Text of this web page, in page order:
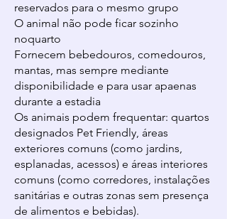
reservados para o mesmo grupo
O animal não pode ficar sozinho
noquarto
Fornecem bebedouros, comedouros,
mantas, mas sempre mediante
disponibilidade e para usar apaenas
durante a estadia
Os animais podem frequentar: quartos
designados Pet Friendly, áreas
exteriores comuns (como jardins,
esplanadas, acessos) e áreas interiores
comuns (como corredores, instalações
sanitárias e outras zonas sem presença
de alimentos e bebidas).